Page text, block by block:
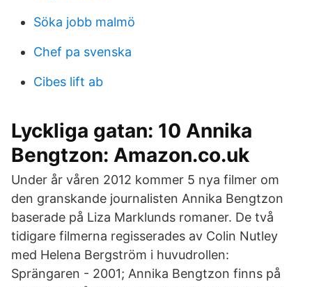
Söka jobb malmö
Chef pa svenska
Cibes lift ab
Lyckliga gatan: 10 Annika
Bengtzon: Amazon.co.uk
Under år våren 2012 kommer 5 nya filmer om
den granskande journalisten Annika Bengtzon
baserade på Liza Marklunds romaner. De två
tidigare filmerna regisserades av Colin Nutley
med Helena Bergström i huvudrollen:
Sprängaren - 2001; Annika Bengtzon finns på